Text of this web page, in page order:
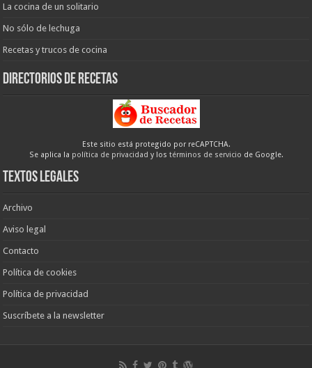
La cocina de un solitario
No sólo de lechuga
Recetas y trucos de cocina
Directorios de recetas
Este sitio está protegido por reCAPTCHA.
Se aplica la política de privacidad y los términos de servicio de Google.
Textos legales
Archivo
Aviso legal
Contacto
Política de cookies
Política de privacidad
Suscríbete a la newsletter